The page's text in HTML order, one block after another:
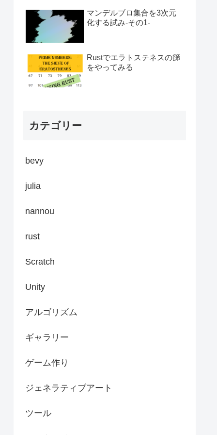
マンデルブロ集合を3次元
化する試み-その1-
Rustでエラトステネスの篩
をやってみる
カテゴリー
bevy
julia
nannou
rust
Scratch
Unity
アルゴリズム
ギャラリー
ゲーム作り
ジェネラティブアート
ツール